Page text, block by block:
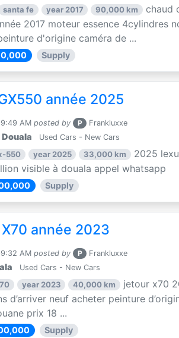
santa fe year 2017 90,000 km
chaud
2017 moteur essence 4cylindres
d'origine caméra de ...
Supply
année 2025
AM posted by P Frankluxxe
Douala Used Cars - New Cars
550 year 2025 33,000 km
2025
visible à douala appel whatsapp
Supply
année 2023
AM posted by P Frankluxxe
Used Cars - New Cars
year 2023 40,000 km
jetour x70
d’arriver neuf acheter peinture
prix 18 ...
Supply